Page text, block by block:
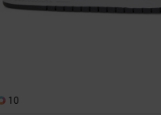
10